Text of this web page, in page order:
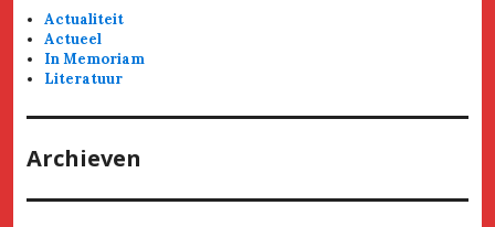
Actualiteit
Actueel
In Memoriam
Literatuur
Archieven